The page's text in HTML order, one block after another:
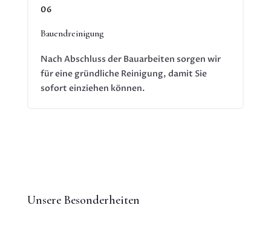
06
Bauendreinigung
Nach Abschluss der Bauarbeiten sorgen wir
für eine gründliche Reinigung, damit Sie
sofort einziehen können.
Unsere Besonderheiten